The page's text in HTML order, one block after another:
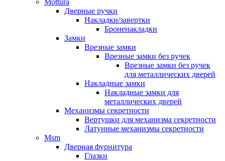
Mottura
Дверные ручки
Накладки/завертки
Броненакладки
Замки
Врезные замки
Врезные замки без ручек
Врезные замки без ручек
для металлических дверей
Накладные замки
Накладные замки для
металлических дверей
Механизмы секретности
Вертушки для механизма секретности
Латунные механизмы секретности
Msm
Дверная фурнитура
Глазки